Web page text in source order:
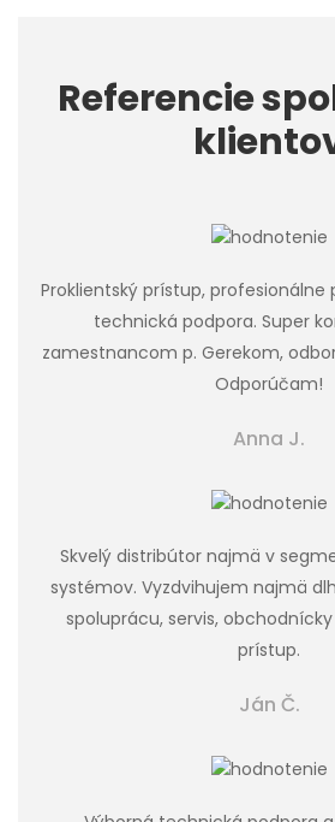
Referencie
Proklientský prístup, profesionálne
technická podpora. Super
zamestnancom p. Gerekom,
Odporúčam!
Anna J.
Skvelý distribútor najmä v
systémov. Vyzdvihujem najmä
spoluprácu, servis,
prístup.
Ján Č.